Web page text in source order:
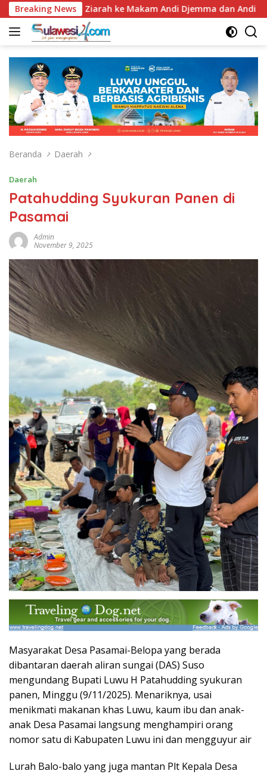
Langsung
ke
konten
Breaking News
Luwu Ziarah ke Makam Andi Djemma dan Andi
Beranda Daerah
Daerah
Patahudding Syukuran Panen di
Pasamai
Admin
November 9, 2025
Masyarakat Desa Pasamai-Belopa yang berada
dibantaran daerah aliran sungai (DAS) Suso
mengundang Bupati Luwu H Patahudding syukuran
panen, Minggu (9/11/2025). Menariknya, usai
menikmati makanan khas Luwu, kaum ibu dan anak-
anak Desa Pasamai langsung menghampiri orang
nomor satu di Kabupaten Luwu ini dan mengguyur air
Lurah Balo-balo yang juga mantan Plt Kepala Desa